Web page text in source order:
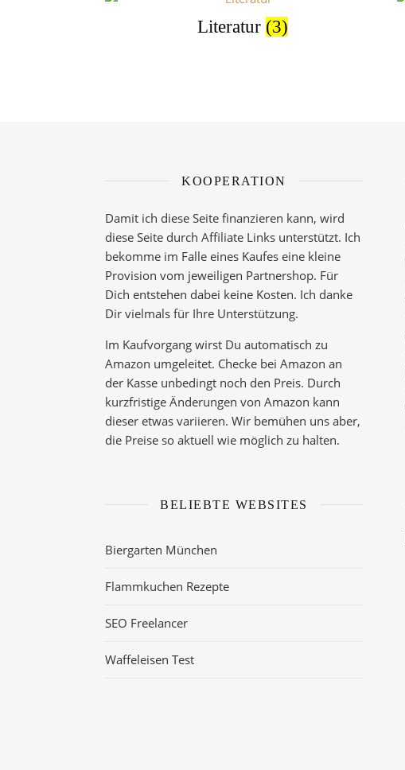
Literatur (3)
KOOPERATION
Damit ich diese Seite finanzieren kann, wird
diese Seite durch Affiliate Links unterstützt. Ich
bekomme im Falle eines Kaufes eine kleine
Provision vom jeweiligen Partnershop. Für
Dich entstehen dabei keine Kosten. Ich danke
Dir vielmals für Ihre Unterstützung.
Im Kaufvorgang wirst Du automatisch zu
Amazon umgeleitet. Checke bei Amazon an
der Kasse unbedingt noch den Preis. Durch
kurzfristige Änderungen von Amazon kann
dieser etwas variieren. Wir bemühen uns aber,
die Preise so aktuell wie möglich zu halten.
BELIEBTE WEBSITES
Biergarten München
Flammkuchen Rezepte
SEO Freelancer
Waffeleisen Test